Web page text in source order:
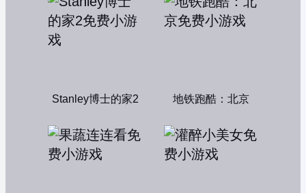
Stanley博士的家2 地铁跑酷：北京